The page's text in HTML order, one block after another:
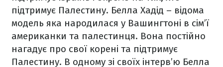
підтримує Палестину. Белла Хадід – відома
модель яка народилася у Вашингтоні в сім’ї
американки та палестинця. Вона постійно
нагадує про свої корені та підтримує
Палестину. В одному зі своїх інтерв’ю Белла